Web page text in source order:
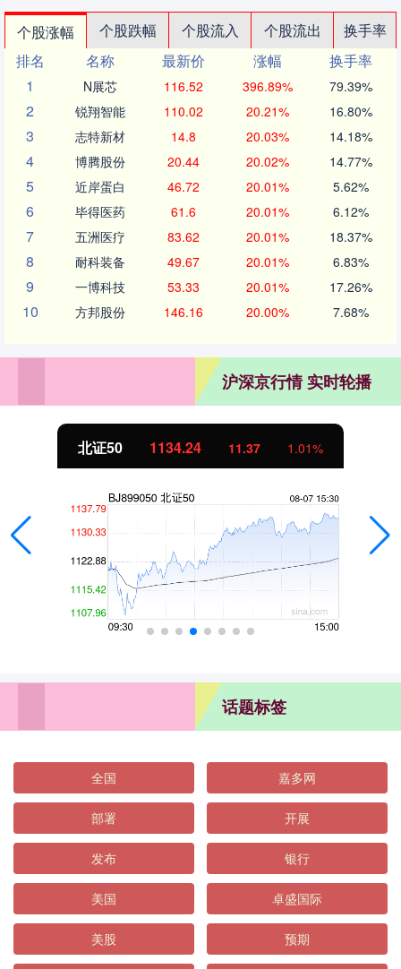
个股涨幅 个股跌幅 个股流入 个股流出
换手率
排名
名称 最新价 涨幅
换手率
1
N展芯 116.52 396.89% 79.39%
2 锐翔智能 110.02 20.21% 16.80%
3 志特新材 14.8 20.03% 14.18%
4 博腾股份 20.44 20.02% 14.77%
5 近岸蛋白 46.72 20.01% 5.62%
6 毕得医药 61.6 20.01% 6.12%
7 五洲医疗 83.62 20.01% 18.37%
8 耐科装备 49.67 20.01% 6.83%
9 一博科技 53.33 20.01% 17.26%
10 方邦股份 146.16 20.00% 7.68%
沪深京行情 实时轮播
北证50 1134.24 11.37 1.01%
话题标签
全国 嘉多网
部署 开展
发布 银行
美国 卓盛国际
美股 预期